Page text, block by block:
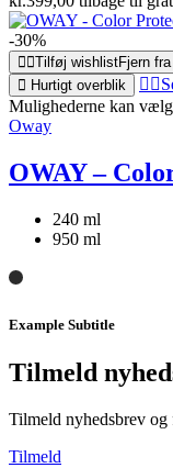
-30%
Tilføj wishlistFjern
Hurtigt overblik
Mulighederne kan
Oway
OWAY –
240 ml
950 ml
Example Subtitle
Tilmeld
Tilmeld nyhedsbrev og
Tilmeld